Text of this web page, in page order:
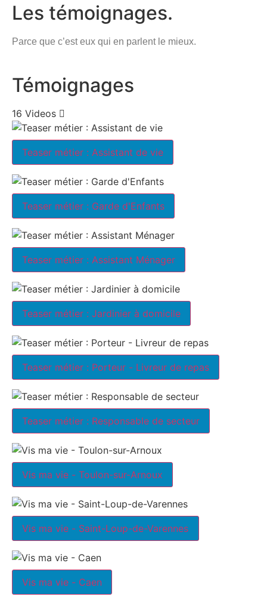
Les témoignages.
Parce que c’est eux qui en parlent le mieux.
Témoignages
16 Videos
Teaser métier : Assistant de vie
Teaser métier : Garde d'Enfants
Teaser métier : Assistant Ménager
Teaser métier : Jardinier à domicile
Teaser métier : Porteur - Livreur de repas
Teaser métier : Responsable de secteur
Vis ma vie - Toulon-sur-Arnoux
Vis ma vie - Saint-Loup-de-Varennes
Vis ma vie - Caen